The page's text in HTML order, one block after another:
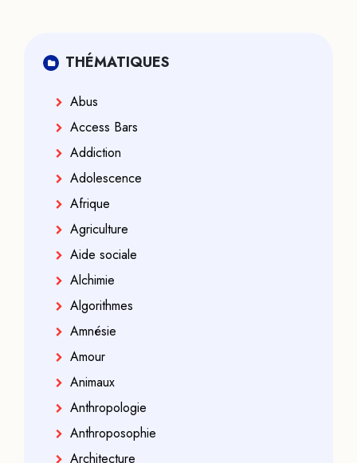
THÉMATIQUES
Abus
Access Bars
Addiction
Adolescence
Afrique
Agriculture
Aide sociale
Alchimie
Algorithmes
Amnésie
Amour
Animaux
Anthropologie
Anthroposophie
Architecture